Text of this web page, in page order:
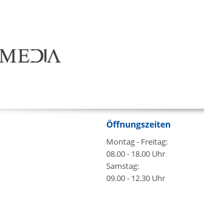
Öffnungszeiten
Montag - Freitag:
08.00 - 18.00 Uhr
Samstag:
09.00 - 12.30 Uhr